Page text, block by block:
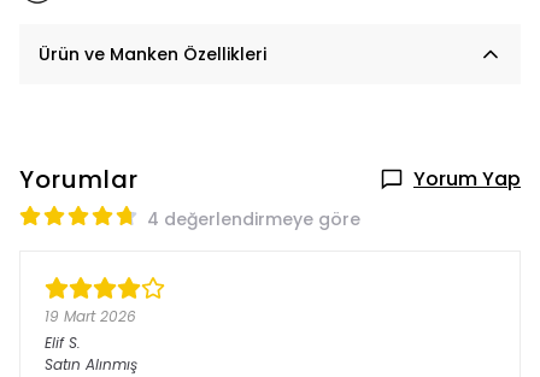
Ürün ve Manken Özellikleri
Yorumlar Yorum Yap
4 değerlendirmeye göre
19 Mart 2026
Elif S.
Satın Alınmış